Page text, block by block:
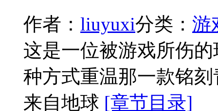
作者： liuyuxi分类： 游
这是一位被游戏所伤
种方式重温那一款铭
来自地球 [章节目录]